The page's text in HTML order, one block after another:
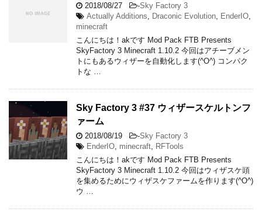
2018/08/27 -Sky Factory 3
Actually Additions
Draconic Evolution EnderIO
minecraft
こんにちは！akです Mod Pack FTB Presents
SkyFactory 3 Minecraft 1.10.2 今回はアチーブメン
トにもあるウィザーを自動化します(^O^) コンパク
トな …
Sky Factory 3 #37 ウィザースケルトンフ
ァーム
2018/08/19 -Sky Factory 3
EnderIO minecraft RFTools
こんにちは！akです Mod Pack FTB Presents
SkyFactory 3 Minecraft 1.10.2 今回はウィザスケ頭
を集めるためにウィザスケファームを作ります(^O^)
ウ …